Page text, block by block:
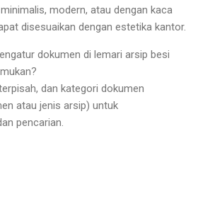
modern, atau dengan kaca
disesuaikan dengan estetika kantor.
dokumen di lemari arsip besi
dan kategori dokumen
atau jenis arsip) untuk
pencarian.